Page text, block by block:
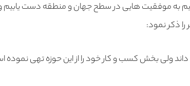
به موفقیت هایی در سطح جهان و منطقه دست یابیم
ذکر نمود:
ولی بخش کسب و کار خود را از این حوزه تهی نموده